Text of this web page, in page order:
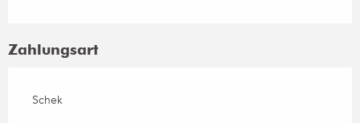
Zahlungsart
Schek